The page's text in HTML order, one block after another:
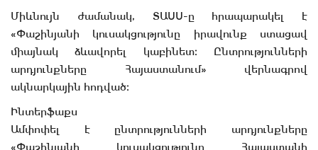
Միևնույն ժամանակ, ՏԱՍՍ-ը հրապարակել է
«Փաշինյանի կուսակցությունը իրավունք ստացավ
միայնակ ձևավորել կաբինետ։ Ընտրությունների
արդյունքները Հայաստանում» վերնագրով
ակնարկային հոդված։
Ինտերֆաքս
Ամփոփել է ընտրությունների արդյունքները
«Փաշինյանի կուսակցությունը Հայաստանի